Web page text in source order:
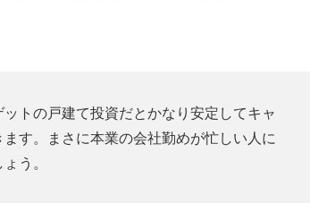
トの戸建て投資だとかなり安定してキャ
す。まさに本業の会社勤めが忙しい人に
う。